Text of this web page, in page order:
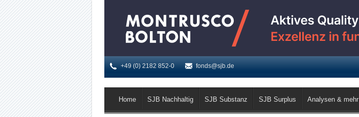
+49 (0) 2182 852-0 fonds@sjb.de
Home SJB Nachhaltig SJB Substanz SJB Surplus Analysen & mehr